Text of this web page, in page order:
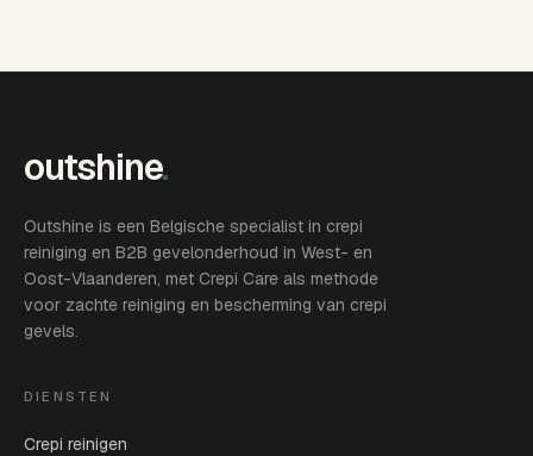
outshine.
Outshine is een Belgische specialist in crepi
reiniging en B2B gevelonderhoud in West- en
Oost-Vlaanderen, met Crepi Care als methode
voor zachte reiniging en bescherming van crepi
gevels.
DIENSTEN
Crepi reinigen